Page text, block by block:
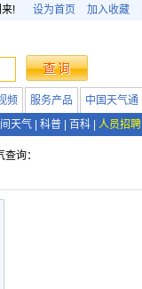
! 设为首页 加入收藏
频 服务产品 中国天气通
天气 科普 百科 人员招聘
询：